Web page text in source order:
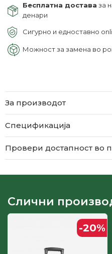
Бесплатна достава за
денари
Сигурно и едноставно
Можност за замена во
За производот
Спецификација
Провери достапност во
Слични
-20%